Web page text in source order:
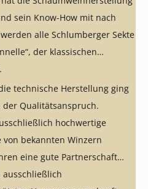
sein Know-How mit nach
alle Schlumberger Sekte
der klassischen
technische Herstellung ging
Qualitätsanspruch.
hochwertige
bekannten Winzern
eine gute Partnerschaft
ausschließlich